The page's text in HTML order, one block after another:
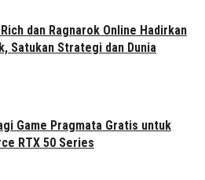
Rich dan Ragnarok Online Hadirkan
Satukan Strategi dan Dunia
Game Pragmata Gratis untuk
RTX 50 Series